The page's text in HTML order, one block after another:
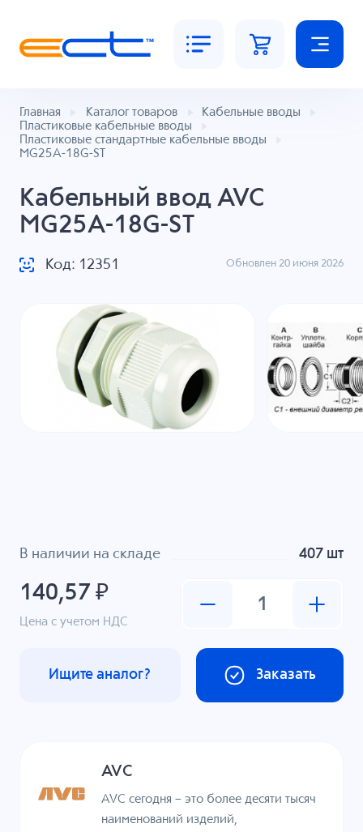
Главная Каталог товаров
Кабельные вводы
Пластиковые кабельные вводы
Пластиковые стандартные кабельные вводы
MG25A-18G-ST
Кабельный ввод AVC
MG25A-18G-ST
Код: 12351 Обновлен 20 июня 2026
В наличии на складе 407 шт
140,57 ₽
Цена с учетом НДС
Заказать
Ищите аналог?
AVC
AVC сегодня – это более десяти тысяч
наименований изделий,